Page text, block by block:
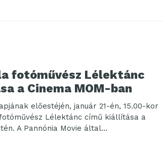
fotóművész Lélektánc
a Cinema MOM-ban
előestéjén, január 21-én, 15.00-kor
Lélektánc című kiállítása a
A Pannónia Movie által...